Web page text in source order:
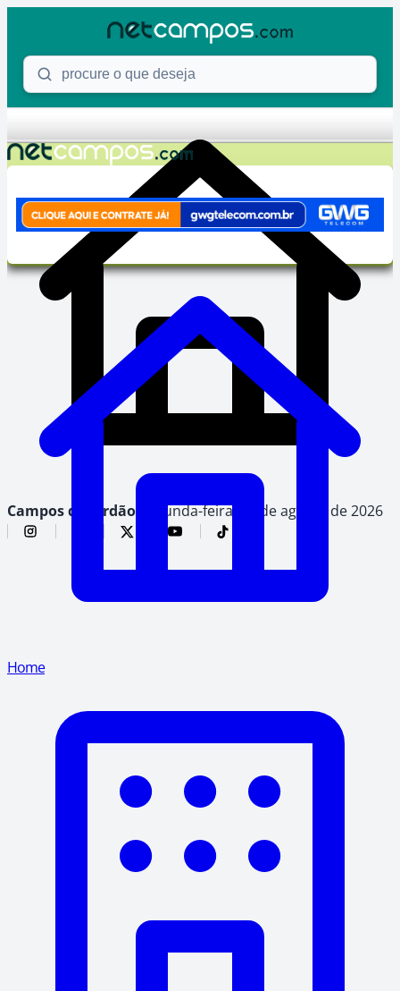
Procure o que deseja
Campos do Jordão, segunda-feira, 10 de agosto de 2026
Home